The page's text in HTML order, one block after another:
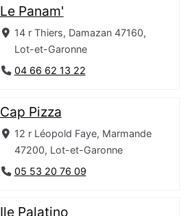
Le Panam'
14 r Thiers, Damazan 47160,
Lot-et-Garonne
04 66 62 13 22
Cap Pizza
12 r Léopold Faye, Marmande
47200, Lot-et-Garonne
05 53 20 76 09
Ile Palatino